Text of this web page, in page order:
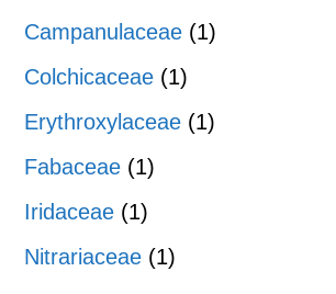
Campanulaceae (1)
Colchicaceae (1)
Erythroxylaceae (1)
Fabaceae (1)
Iridaceae (1)
Nitrariaceae (1)